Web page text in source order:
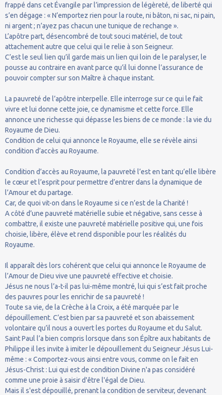
frappé dans cet Évangile par l’impression de légèreté, de liberté qui
s’en dégage : « N’emportez rien pour la route, ni bâton, ni sac, ni pain,
ni argent ; n’ayez pas chacun une tunique de rechange ».
L’apôtre part, désencombré de tout souci matériel, de tout
attachement autre que celui qui le relie à son Seigneur.
C’est le seul lien qu’il garde mais un lien qui loin de le paralyser, le
pousse au contraire en avant parce qu’il lui donne l’assurance de
pouvoir compter sur son Maître à chaque instant.
La pauvreté de l’apôtre interpelle. Elle interroge sur ce qui le fait
vivre et lui donne cette joie, ce dynamisme et cette force. Elle
annonce une richesse qui dépasse les biens de ce monde : la vie du
Royaume de Dieu.
Condition de celui qui annonce le Royaume, elle se révèle ainsi
condition d’accès au Royaume.
Condition d’accès au Royaume, la pauvreté l’est en tant qu’elle libère
le cœur et l’esprit pour permettre d’entrer dans la dynamique de
l’Amour et du partage.
Car, de quoi vit-on dans le Royaume si ce n’est de la Charité !
A côté d’une pauvreté matérielle subie et négative, sans cesse à
combattre, il existe une pauvreté matérielle positive qui, une fois
choisie, libère, élève et rend disponible pour les réalités du
Royaume.
Il apparaît dès lors cohérent que celui qui annonce le Royaume de
l’Amour de Dieu vive une pauvreté effective et choisie.
Jésus ne nous l’a-t-il pas lui-même montré, lui qui s’est fait proche
des pauvres pour les enrichir de sa pauvreté !
Toute sa vie, de la Crèche à la Croix, a été marquée par le
dépouillement. C’est bien par sa pauvreté et son abaissement
volontaire qu’il nous a ouvert les portes du Royaume et du Salut.
Saint Paul l’a bien compris lorsque dans son Épître aux habitants de
Philippe il les invite à imiter le dépouillement du Seigneur Jésus Lui-
même : « Comportez-vous ainsi entre vous, comme on le fait en
Jésus-Christ : Lui qui est de condition Divine n'a pas considéré
comme une proie à saisir d'être l'égal de Dieu.
Mais il s'est dépouillé, prenant la condition de serviteur, devenant